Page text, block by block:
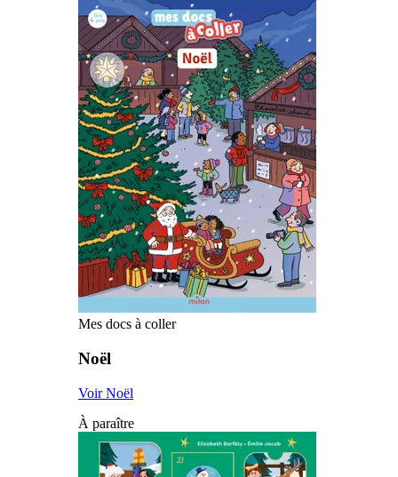
Mes docs à coller
Noël
Voir Noël
À paraître